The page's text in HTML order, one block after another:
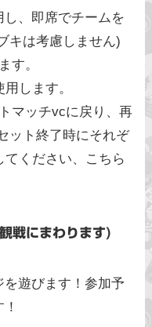
し、即席でチームを
キは考慮しません)
す。
します。
マッチvcに戻り、再
ット終了時にそれぞ
ください、こちら
戦にまわります)
を遊びます！参加予